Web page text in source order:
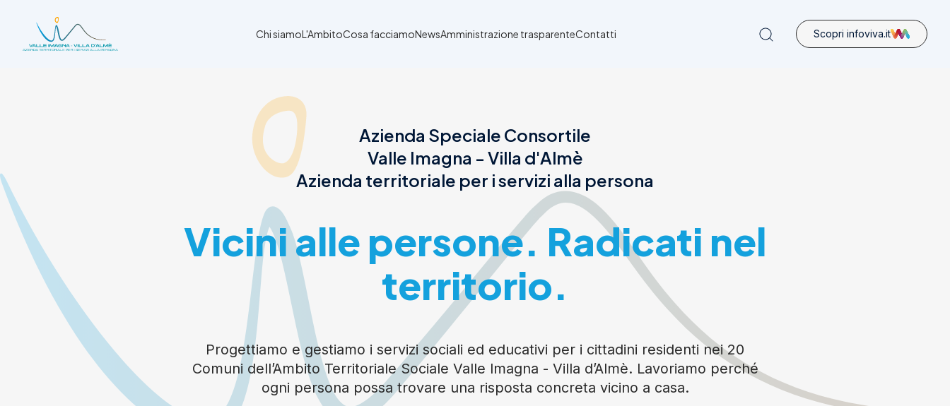
Chi siamoL'AmbitoCosa facciamoNewsAmministrazione trasparenteContatti Scopri infoviva.it
Azienda Speciale Consortile
Valle Imagna - Villa d'Almè
Azienda territoriale per i servizi alla persona
Vicini alle persone. Radicati nel
territorio.
Progettiamo e gestiamo i servizi sociali ed educativi per i cittadini residenti nei 20
Comuni dell’Ambito Territoriale Sociale Valle Imagna - Villa d’Almè. Lavoriamo perché
ogni persona possa trovare una risposta concreta vicino a casa.